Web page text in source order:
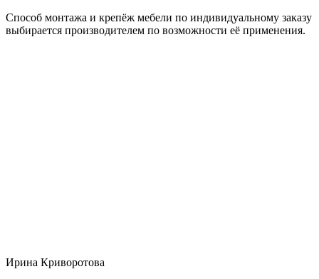
Способ монтажа и крепёж мебели по индивидуальному заказу
выбирается производителем по возможности её применения.
Ирина Криворотова